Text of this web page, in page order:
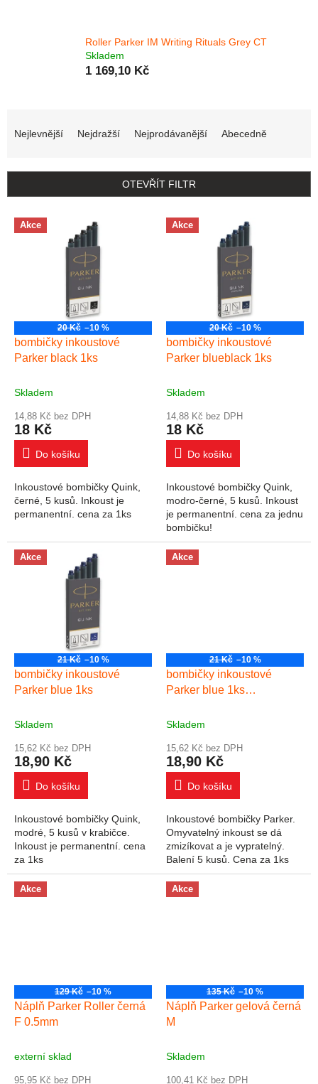
Roller Parker IM Writing Rituals Grey CT
Skladem
1 169,10 Kč
Nejlevnější Nejdražší Nejprodávanější Abecedně
OTEVŘÍT FILTR
Výpis produktů
Akce
20 Kč –10 %
bombičky inkoustové
Parker black 1ks
Skladem
14,88 Kč bez DPH
18 Kč
Do košíku
Inkoustové bombičky Quink,
černé, 5 kusů. Inkoust je
permanentní. cena za 1ks
Akce
20 Kč –10 %
bombičky inkoustové
Parker blueblack 1ks
Skladem
14,88 Kč bez DPH
18 Kč
Do košíku
Inkoustové bombičky Quink,
modro-černé, 5 kusů. Inkoust
je permanentní. cena za jednu
bombičku!
Akce
21 Kč –10 %
bombičky inkoustové
Parker blue 1ks
Skladem
15,62 Kč bez DPH
18,90 Kč
Do košíku
Inkoustové bombičky Quink,
modré, 5 kusů v krabičce.
Inkoust je permanentní. cena
za 1ks
Akce
21 Kč –10 %
bombičky inkoustové
Parker blue 1ks
Skladem
15,62 Kč bez DPH
18,90 Kč
Do košíku
Inkoustové bombičky Parker.
Omyvatelný inkoust se dá
zmizíkovat a je vypratelný.
Balení 5 kusů. Cena za 1ks
(jednu bombičku)
Akce
129 Kč –10 %
Náplň Parker Roller černá
F 0.5mm
externí sklad
95,95 Kč bez DPH
Akce
135 Kč –10 %
Náplň Parker gelová černá
M
Skladem
100,41 Kč bez DPH